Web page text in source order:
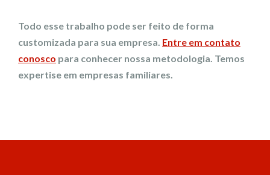
Todo esse trabalho pode ser feito de forma
customizada para sua empresa. Entre em contato
conosco para conhecer nossa metodologia. Temos
expertise em empresas familiares.